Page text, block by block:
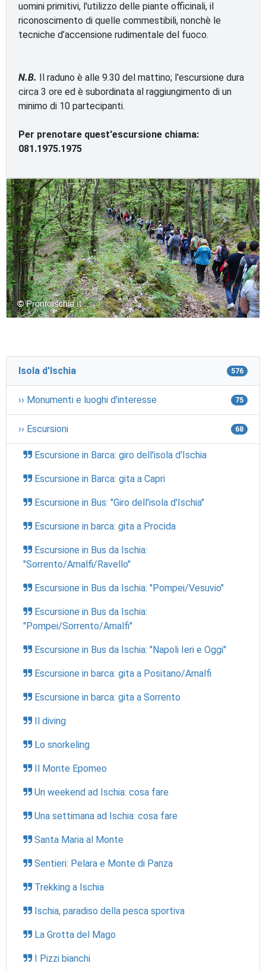
uomini primitivi, l'utilizzo delle piante officinali, il
riconoscimento di quelle commestibili, nonchè le
tecniche d’accensione rudimentale del fuoco.
N.B. Il raduno è alle 9.30 del mattino; l'escursione dura
circa 3 ore ed è subordinata al raggiungimento di un
minimo di 10 partecipanti.
Per prenotare quest'escursione chiama:
081.1975.1975
Isola d'Ischia 576
›› Monumenti e luoghi d'interesse 75
›› Escursioni 68
Escursione in Barca: giro dell'isola d'Ischia
Escursione in Barca: gita a Capri
Escursione in Bus: "Giro dell'isola d'Ischia"
Escursione in barca: gita a Procida
Escursione in Bus da Ischia:
"Sorrento/Amalfi/Ravello"
Escursione in Bus da Ischia: "Pompei/Vesuvio"
Escursione in Bus da Ischia:
"Pompei/Sorrento/Amalfi"
Escursione in Bus da Ischia: "Napoli Ieri e Oggi"
Escursione in barca: gita a Positano/Amalfi
Escursione in barca: gita a Sorrento
Il diving
Lo snorkeling
Il Monte Epomeo
Un weekend ad Ischia: cosa fare
Una settimana ad Ischia: cosa fare
Santa Maria al Monte
Sentieri: Pelara e Monte di Panza
Trekking a Ischia
Ischia, paradiso della pesca sportiva
La Grotta del Mago
I Pizzi bianchi